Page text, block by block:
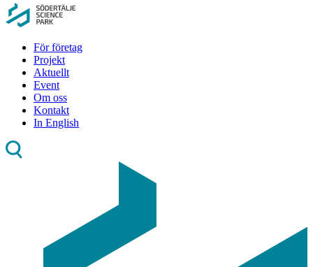
För företag
Projekt
Aktuellt
Event
Om oss
Kontakt
In English